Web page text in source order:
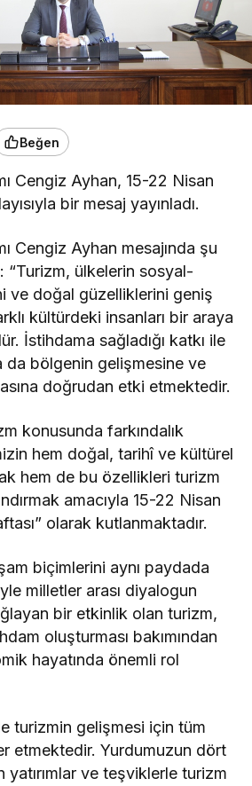
Beğen
Cengiz Ayhan, 15-22 Nisan
bir mesaj yayınladı.
Cengiz Ayhan mesajında şu
“Turizm, ülkelerin sosyal-
ve doğal güzelliklerini geniş
kültürdeki insanları bir araya
İstihdama sağladığı katkı ile
da bölgenin gelişmesine ve
doğrudan etki etmektedir.
konusunda farkındalık
hem doğal, tarihî ve kültürel
hem de bu özellikleri turizm
amacıyla 15-22 Nisan
olarak kutlanmaktadır.
biçimlerini aynı paydada
milletler arası diyalogun
bir etkinlik olan turizm,
oluşturması bakımından
hayatında önemli rol
turizmin gelişmesi için tüm
etmektedir. Yurdumuzun dört
yatırımlar ve teşviklerle turizm